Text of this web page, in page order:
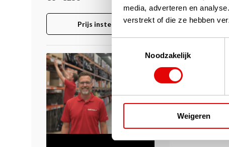
media, adverteren en
verstrekt of die ze hebben
Noodzakelijk
Weigeren
Prijs instellen